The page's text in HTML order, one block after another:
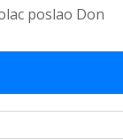
poslao Don